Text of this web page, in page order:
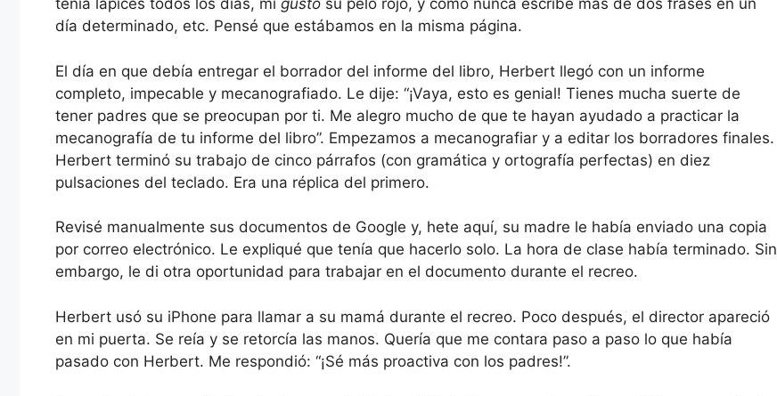
tenía lápices todos los días, mi gusto su pelo rojo, y cómo nunca escribe más de dos frases en un
día determinado, etc. Pensé que estábamos en la misma página.
El día en que debía entregar el borrador del informe del libro, Herbert llegó con un informe
completo, impecable y mecanografiado. Le dije: “¡Vaya, esto es genial! Tienes mucha suerte de
tener padres que se preocupan por ti. Me alegro mucho de que te hayan ayudado a practicar la
mecanografía de tu informe del libro”. Empezamos a mecanografiar y a editar los borradores finales.
Herbert terminó su trabajo de cinco párrafos (con gramática y ortografía perfectas) en diez
pulsaciones del teclado. Era una réplica del primero.
Revisé manualmente sus documentos de Google y, hete aquí, su madre le había enviado una copia
por correo electrónico. Le expliqué que tenía que hacerlo solo. La hora de clase había terminado. Sin
embargo, le di otra oportunidad para trabajar en el documento durante el recreo.
Herbert usó su iPhone para llamar a su mamá durante el recreo. Poco después, el director apareció
en mi puerta. Se reía y se retorcía las manos. Quería que me contara paso a paso lo que había
pasado con Herbert. Me respondió: “¡Sé más proactiva con los padres!”.